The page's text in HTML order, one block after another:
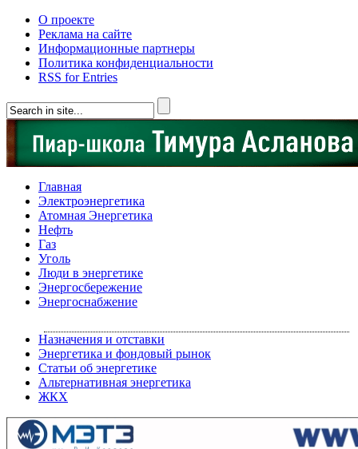
О проекте
Реклама на сайте
Информационные партнеры
Политика конфиденциальности
RSS for Entries
Главная
Электроэнергетика
Атомная Энергетика
Нефть
Газ
Уголь
Люди в энергетике
Энергосбережение
Энергоснабжение
Назначения и отставки
Энергетика и фондовый рынок
Статьи об энергетике
Альтернативная энергетика
ЖКХ